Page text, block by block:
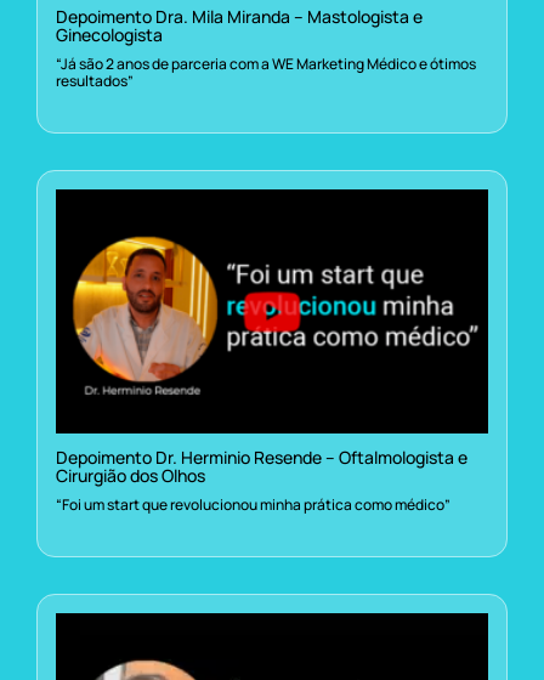
Depoimento Dra. Mila Miranda – Mastologista e
Ginecologista
“Já são 2 anos de parceria com a WE Marketing Médico e ótimos
resultados”
Depoimento Dr. Herminio Resende – Oftalmologista e
Cirurgião dos Olhos
“Foi um start que revolucionou minha prática como médico”